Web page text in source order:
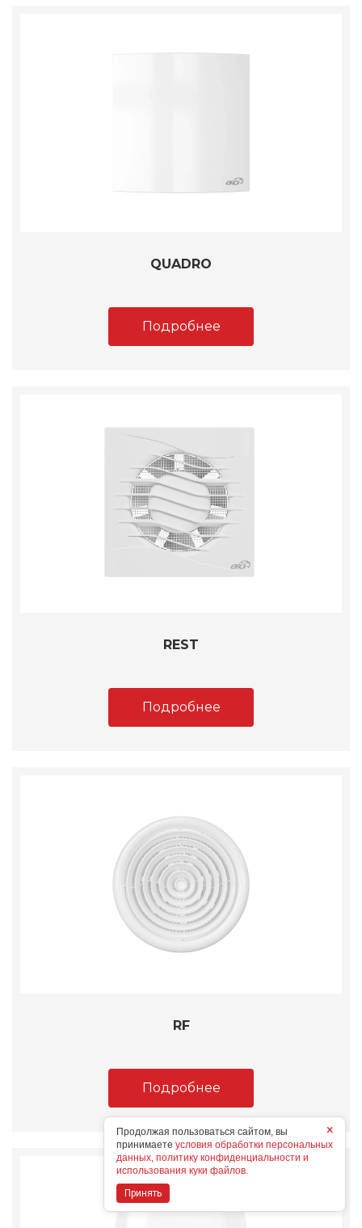
QUADRO
Подробнее
REST
Подробнее
RF
Подробнее
×
Продолжая пользоваться сайтом, вы
принимаете условия обработки персональных
данных, политику конфиденциальности и
использования куки файлов.
Принять